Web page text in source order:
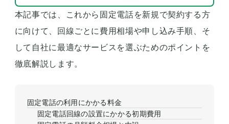
本記事では、これから固定電話を新規で契約する方
に向けて、回線ごとに費用相場や申し込み手順、そ
して自社に最適なサービスを選ぶためのポイントを
徹底解説します。
固定電話の利用にかかる料金
固定電話回線の設置にかかる初期費用